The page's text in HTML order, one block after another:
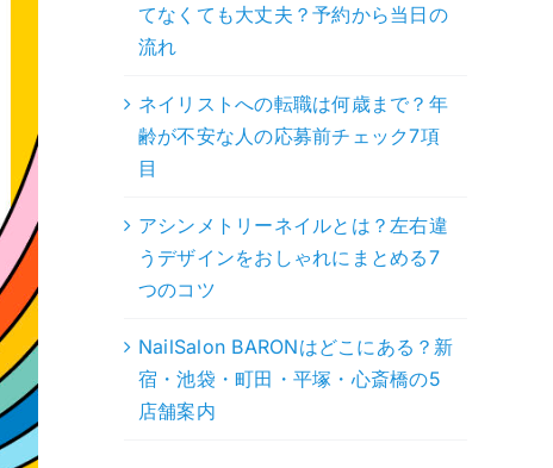
てなくても大丈夫？予約から当日の
流れ
ネイリストへの転職は何歳まで？年
齢が不安な人の応募前チェック7項
目
アシンメトリーネイルとは？左右違
うデザインをおしゃれにまとめる7
つのコツ
NailSalon BARONはどこにある？新
宿・池袋・町田・平塚・心斎橋の5
店舗案内